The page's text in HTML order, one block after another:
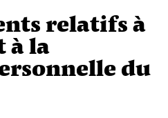
relatifs à
à la
du